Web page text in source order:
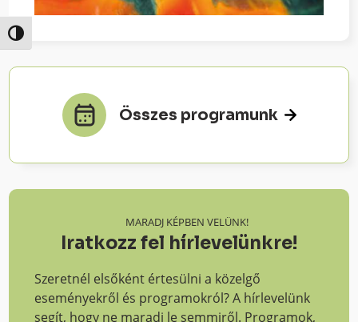
Nagy kontraszt váltása
Összes programunk
MARADJ KÉPBEN VELÜNK!
Iratkozz fel hírlevelünkre!
Szeretnél elsőként értesülni a közelgő
eseményekről és programokról? A hírlevelünk
segít, hogy ne maradj le semmiről. Programok,